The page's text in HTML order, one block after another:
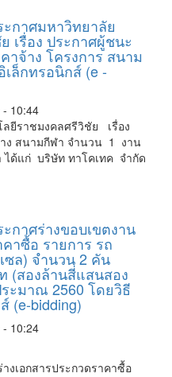
กาศมหาวิทยาลัย
เรื่อง ประกาศผู้ชนะ
าจ้าง โครงการ สนาม
ล็กทรอนิกส์ (e -
10:44
ยีราชมงคลศรีวิชัย เรื่อง
ง สนามกีฬา จำนวน 1 งาน
ได้แก่ บริษัท ทาโคเทค จำกัด
กาศร่างขอบเขตงาน
าซื้อ รายการ รถ
ซล) จำนวน 2 คัน
(สองล้านสี่แสนสอง
ะมาณ 2560 โดยวิธี
(e-bidding)
10:24
งเอกสารประกวดราคาซื้อ